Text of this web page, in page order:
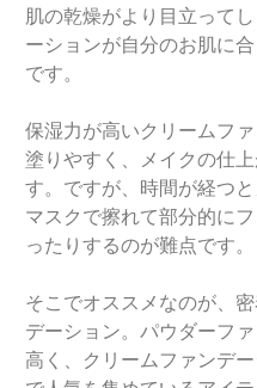
肌の乾燥がより目立って
ーションが自分のお肌に
です。
保湿力が高いクリームフ
塗りやすく、メイクの仕
す。ですが、時間が経つ
マスクで擦れて部分的に
ったりするのが難点です。
そこでオススメなのが、
デーション。パウダーフ
高く、クリームファンデ